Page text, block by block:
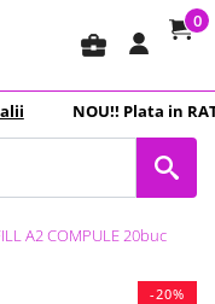
business_center
0
NOU!! Plata inRATE
A2 COMPULE 20buc
-20%